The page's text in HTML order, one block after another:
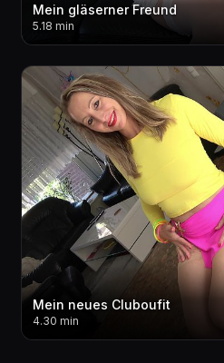
Mein gläserner Freund
5.18 min
Mein neues Cluboufit
4.30 min